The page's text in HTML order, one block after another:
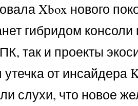
Xbox нового
гибридом
так и проекты
от
слухи, что новое